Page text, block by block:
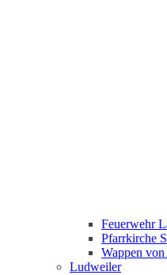
Feuerwehr
Pfarrkirche
Wappen
Ludweiler